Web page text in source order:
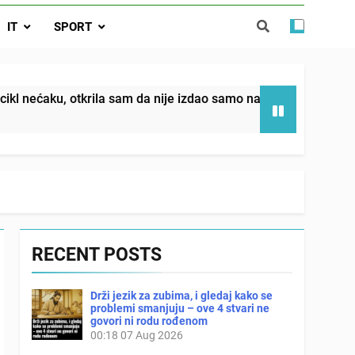
nije izdao samo našu kćer, nego je
već sutradan oženio ljubavnicom,
i da iza bolničkog stakla već čekaju
IT SPORT
sam da nije izdao samo našu kćer, nego je svojim
RECENT POSTS
Drži jezik za zubima, i gledaj kako se
problemi smanjuju – ove 4 stvari ne
govori ni rodu rođenom
00:18 07 Aug 2026